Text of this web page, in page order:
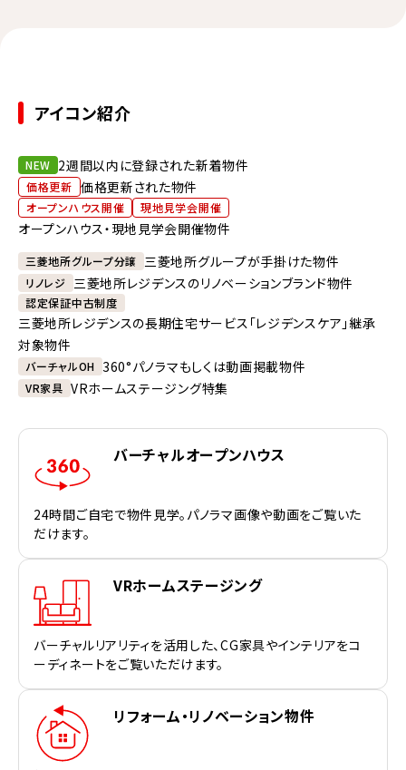
アイコン紹介
NEW 2週間以内に登録された新着物件
価格更新 価格更新された物件
オープンハウス開催 現地見学会開催
オープンハウス・現地見学会開催物件
三菱地所グループ分譲 三菱地所グループが手掛けた物件
リノレジ 三菱地所レジデンスのリノベーションブランド物件
認定保証中古制度
三菱地所レジデンスの長期住宅サービス「レジデンスケア」継承
対象物件
バーチャルOH 360°パノラマもしくは動画掲載物件
VR家具 VRホームステージング特集
バーチャルオープンハウス
24時間ご自宅で物件見学。パノラマ画像や動画をご覧いた
だけます。
VRホームステージング
バーチャルリアリティを活用した、CG家具やインテリアをコ
ーディネートをご覧いただけます。
リフォーム・リノベーション物件